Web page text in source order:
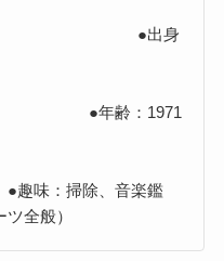
身
1971
、音楽鑑
全般）